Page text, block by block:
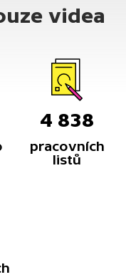
videa
4 838
pracovních
listů